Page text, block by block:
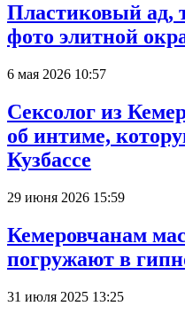
Пластиковый ад,
фото элитной
6 мая 2026 10:57
Сексолог из
об интиме,
Кузбассе
29 июня 2026 15:59
Кемеровчанам
погружают в
31 июля 2025 13:25